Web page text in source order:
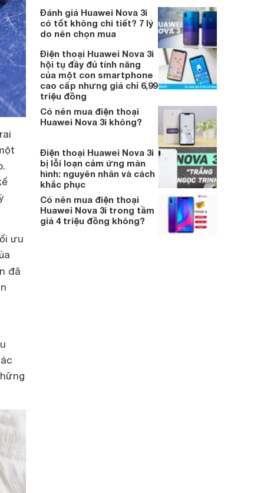
ưu
đã
Huawei Nova 3i và 3e để xem với phiên
bản nâng cấp này, người dùng có đáng bỏ
thêm tiền để mua hay không?
Đánh giá Huawei Nova 3i
có tốt không chi tiết? 7 lý
do nên chọn mua
Điện thoại Huawei Nova 3i
hội tụ đầy đủ tính năng
của một con smartphone
cao cấp nhưng giá chỉ 6,99
triệu đồng
Có nên mua điện thoại
Huawei Nova 3i không?
Điện thoại Huawei Nova 3i
bị lỗi loạn cảm ứng màn
hình: nguyên nhân và cách
khắc phục
Có nên mua điện thoại
Huawei Nova 3i trong tầm
giá 4 triệu đồng không?